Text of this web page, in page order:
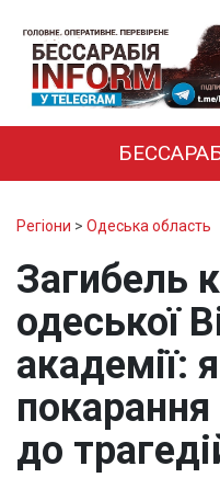
Регіони > Одеська область
Загибель
одеської
академії:
до